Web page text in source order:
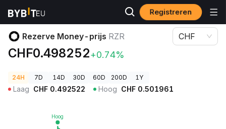
Registreren
Cryptoprijzen Rezerve Money-prijs RZR
Rezerve Money-prijs RZR
CHF0.498252+0.74%
CHF
24H 7D 14D 30D 60D 200D 1Y
Laag CHF 0.492522 Hoog CHF 0.501961